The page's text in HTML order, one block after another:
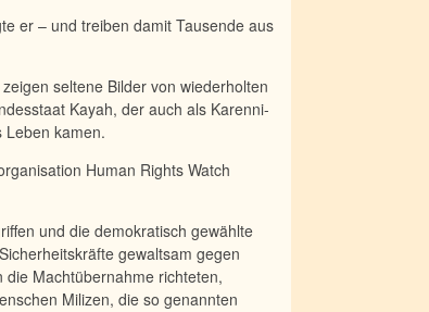
er – und treiben damit Tausende aus
seltene Bilder von wiederholten
Kayah, der auch als Karenni-
Leben kamen.
Human Rights Watch
und die demokratisch gewählte
gewaltsam gegen
Machtübernahme richteten,
Milizen, die so genannten